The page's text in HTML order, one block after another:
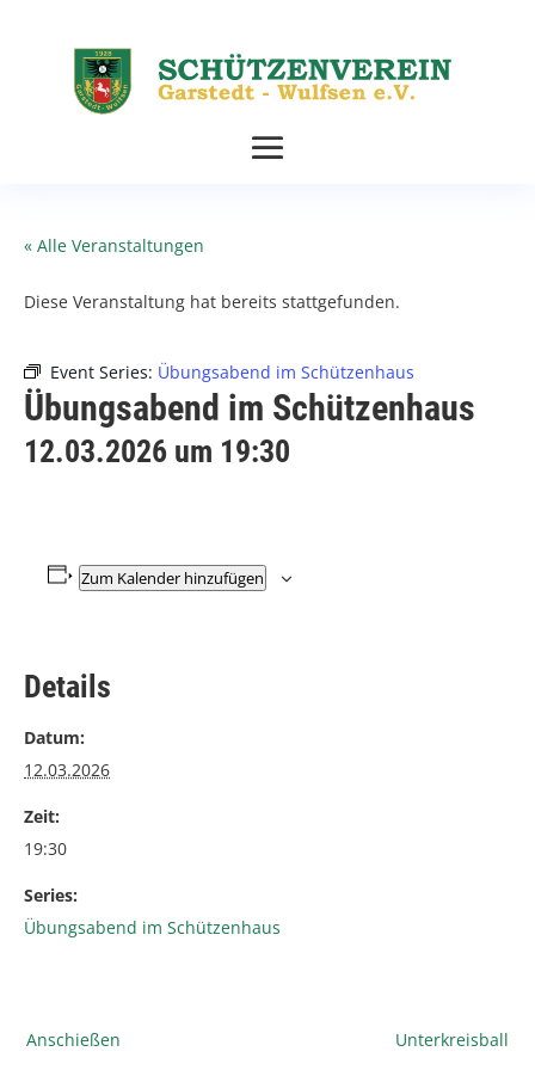
« Alle Veranstaltungen
Diese Veranstaltung hat bereits stattgefunden.
Event Series: Übungsabend im Schützenhaus
Übungsabend im Schützenhaus
12.03.2026 um 19:30
Zum Kalender hinzufügen
Details
Datum:
12.03.2026
Zeit:
19:30
Series:
Übungsabend im Schützenhaus
Anschießen Unterkreisball